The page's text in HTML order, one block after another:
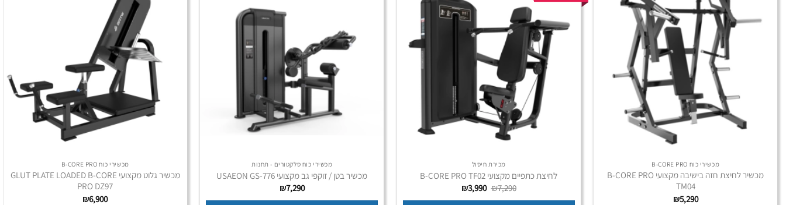
מכשירי כוח B-CORE PRO
מכשיר לחיצת חזה בישיבה מקצועי B-CORE PRO
TM04
₪5,290
מכירת חיסול
לחיצת כתפיים מקצועי B-CORE PRO TF02
₪7,290 המחיר
המקורי
₪3,990
מכשירי כוח סלקטורים - תחנות
מכשיר בטן / זוקפי גב מקצועי USAEON GS-776
₪7,290
מכשירי כוח B-CORE PRO
מכשיר גלוט מקצועי GLUT PLATE LOADED B-CORE
PRO DZ97
₪6,900